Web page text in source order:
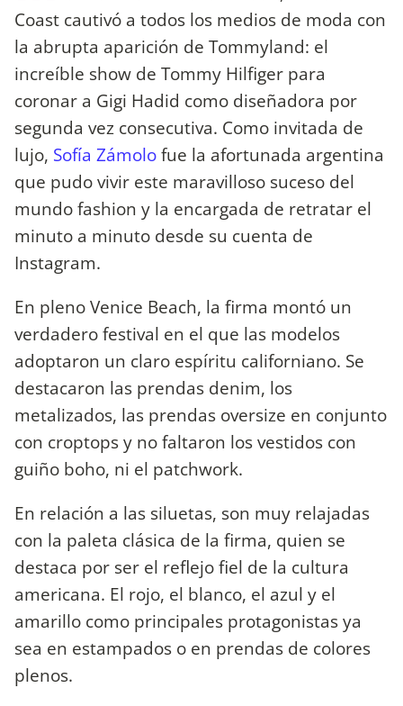
Coast cautivó a todos los medios de moda con
la abrupta aparición de Tommyland: el
increíble show de Tommy Hilfiger para
coronar a Gigi Hadid como diseñadora por
segunda vez consecutiva. Como invitada de
lujo, Sofía Zámolofue la afortunada argentina
que pudo vivir este maravilloso suceso del
mundo fashion y la encargada de retratar el
minuto a minuto desde su cuenta de
Instagram.
En pleno Venice Beach, la firma montó un
verdadero festival en el que las modelos
adoptaron un claro espíritu californiano. Se
destacaron las prendas denim, los
metalizados, las prendas oversize en conjunto
con croptops y no faltaron los vestidos con
guiño boho, ni el patchwork.
En relación a las siluetas, son muy relajadas
con la paleta clásica de la firma, quien se
destaca por ser el reflejo fiel de la cultura
americana. El rojo, el blanco, el azul y el
amarillo como principales protagonistas ya
sea en estampados o en prendas de colores
plenos.